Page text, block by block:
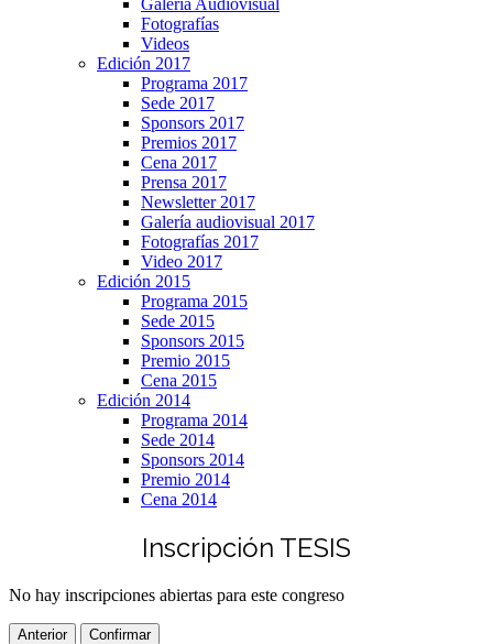
Galería Audiovisual
Fotografías
Videos
Edición 2017
Programa 2017
Sede 2017
Sponsors 2017
Premios 2017
Cena 2017
Prensa 2017
Newsletter 2017
Galería audiovisual 2017
Fotografías 2017
Video 2017
Edición 2015
Programa 2015
Sede 2015
Sponsors 2015
Premio 2015
Cena 2015
Edición 2014
Programa 2014
Sede 2014
Sponsors 2014
Premio 2014
Cena 2014
Inscripción TESIS
No hay inscripciones abiertas para este congreso
Anterior Confirmar